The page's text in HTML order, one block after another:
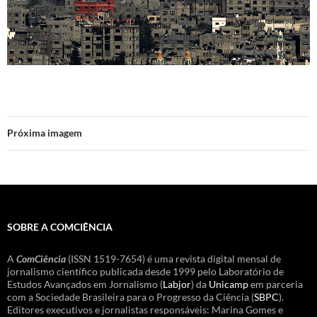
Próxima imagem
SOBRE A COMCIÊNCIA
A ComCiência (ISSN 1519-7654) é uma revista digital mensal de
jornalismo científico publicada desde 1999 pelo Laboratório de
Estudos Avançados em Jornalismo (Labjor) da Unicampem parceria
com a Sociedade Brasileira para o Progresso da Ciência (SBPC).
Editores executivos e jornalistas responsáveis: Marina Gomes e